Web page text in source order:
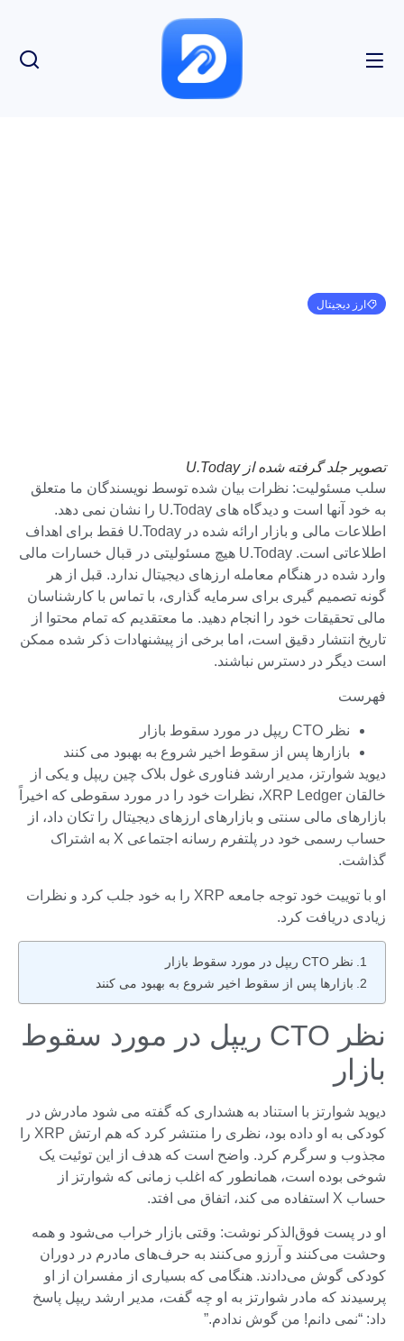
ارز دیجیتال
تصویر جلد گرفته شده از U.Today
سلب مسئولیت: نظرات بیان شده توسط نویسندگان ما متعلق
به خود آنها است و دیدگاه های U.Today را نشان نمی دهد.
اطلاعات مالی و بازار ارائه شده در U.Today فقط برای اهداف
اطلاعاتی است. U.Today هیچ مسئولیتی در قبال خسارات مالی
وارد شده در هنگام معامله ارزهای دیجیتال ندارد. قبل از هر
گونه تصمیم گیری برای سرمایه گذاری، با تماس با کارشناسان
مالی تحقیقات خود را انجام دهید. ما معتقدیم که تمام محتوا از
تاریخ انتشار دقیق است، اما برخی از پیشنهادات ذکر شده ممکن
است دیگر در دسترس نباشند.
فهرست
نظر CTO ریپل در مورد سقوط بازار
بازارها پس از سقوط اخیر شروع به بهبود می کنند
دیوید شوارتز، مدیر ارشد فناوری غول بلاک چین ریپل و یکی از
خالقان XRP Ledger، نظرات خود را در مورد سقوطی که اخیراً
بازارهای مالی سنتی و بازارهای ارزهای دیجیتال را تکان داد، از
حساب رسمی خود در پلتفرم رسانه اجتماعی X به اشتراک
گذاشت.
او با توییت خود توجه جامعه XRP را به خود جلب کرد و نظرات
زیادی دریافت کرد.
نظر CTO ریپل در مورد سقوط بازار
بازارها پس از سقوط اخیر شروع به بهبود می کنند
نظر CTO ریپل در مورد سقوط
بازار
دیوید شوارتز با استناد به هشداری که گفته می شود مادرش در
کودکی به او داده بود، نظری را منتشر کرد که هم ارتش XRP را
مجذوب و سرگرم کرد. واضح است که هدف از این توئیت یک
شوخی بوده است، همانطور که اغلب زمانی که شوارتز از
حساب X استفاده می کند، اتفاق می افتد.
او در پست فوق‌الذکر نوشت: وقتی بازار خراب می‌شود و همه
وحشت می‌کنند و آرزو می‌کنند به حرف‌های مادرم در دوران
کودکی گوش می‌دادند. هنگامی که بسیاری از مفسران از او
پرسیدند که مادر شوارتز به او چه گفت، مدیر ارشد ریپل پاسخ
داد: “نمی دانم! من گوش ندادم.”